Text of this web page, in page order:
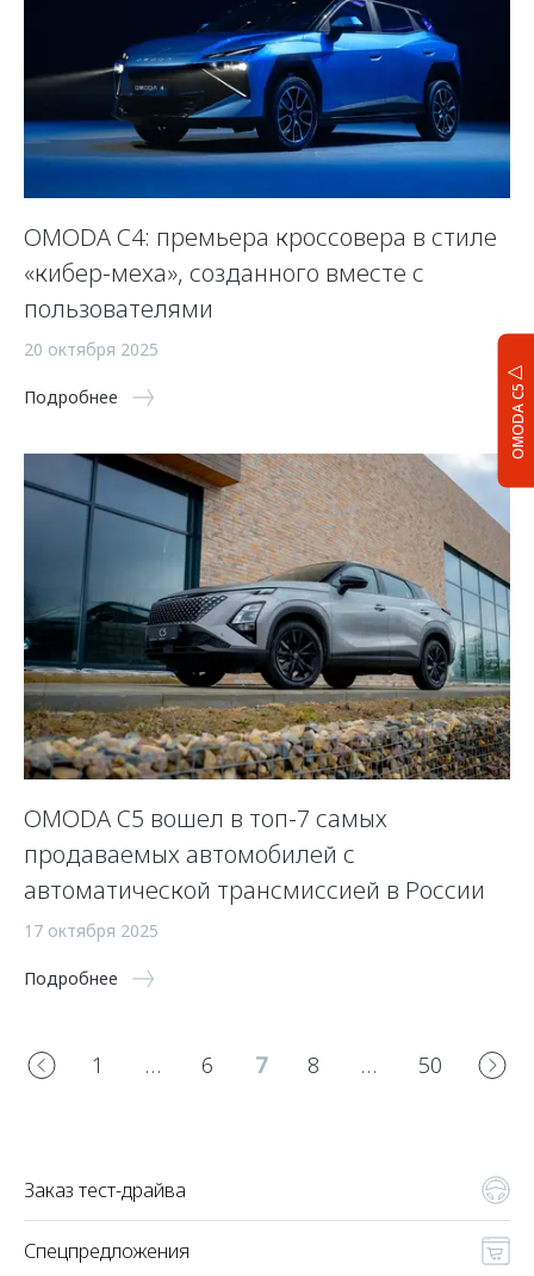
OMODA C5
OMODA C4: премьера кроссовера в стиле
«кибер-меха», созданного вместе с
пользователями
20 октября 2025
Подробнее
OMODA C5 вошел в топ-7 самых
продаваемых автомобилей с
автоматической трансмиссией в России
17 октября 2025
Подробнее
1 … 6 7 8 … 50
Заказ тест-драйва
Спецпредложения